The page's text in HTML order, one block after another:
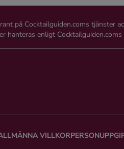
på Cocktailguiden.coms tjänster
hanteras enligt Cocktailguiden.coms
VILLKOR